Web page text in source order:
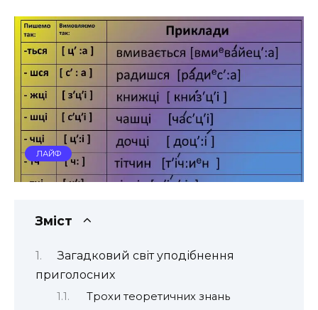
ЛАЙФ
Зміст
Загадковий світ уподібнення
приголосних
Трохи теоретичних знань